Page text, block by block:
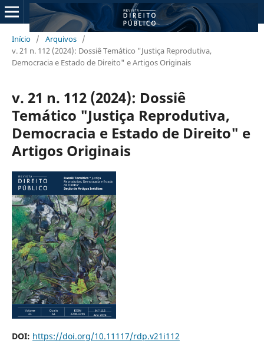
Início / Arquivos /
v. 21 n. 112 (2024): Dossiê Temático "Justiça Reprodutiva,
Democracia e Estado de Direito" e Artigos Originais
v. 21 n. 112 (2024): Dossiê
Temático "Justiça Reprodutiva,
Democracia e Estado de Direito" e
Artigos Originais
DOI: https://doi.org/10.11117/rdp.v21i112